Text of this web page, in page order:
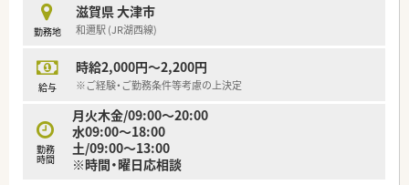
勤務地
滋賀県 大津市
和邇駅 (JR湖西線)
給与
時給2,000円～2,200円
※ご経験・ご勤務条件等考慮の上決定
勤務
時間
月火木金/09:00～20:00
水09:00～18:00
土/09:00～13:00
※時間・曜日応相談